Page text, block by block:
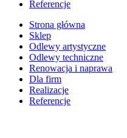
Referencje
Strona główna
Sklep
Odlewy artystyczne
Odlewy techniczne
Renowacja i naprawa
Dla firm
Realizacje
Referencje